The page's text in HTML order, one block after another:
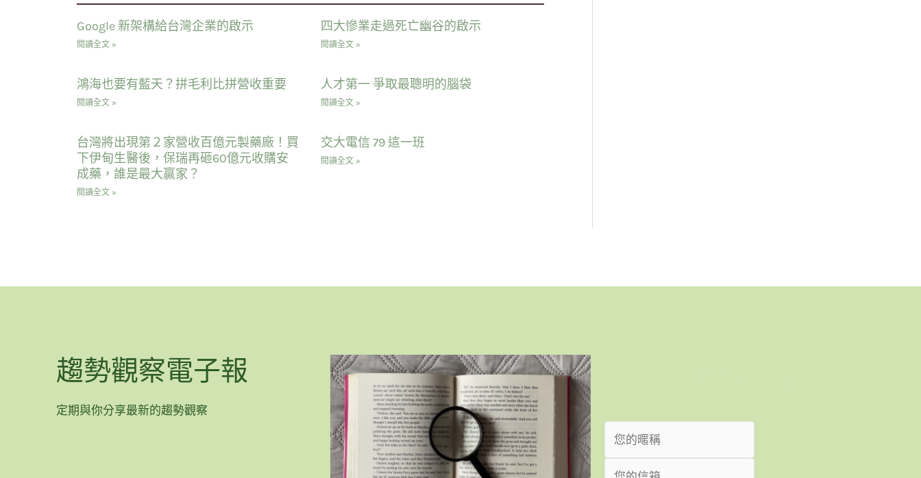
Google 新架構給台灣企業的啟示
閱讀全文 »
四大慘業走過死亡幽谷的啟示
閱讀全文 »
鴻海也要有藍天？拼毛利比拼營收重要
閱讀全文 »
人才第一 爭取最聰明的腦袋
閱讀全文 »
台灣將出現第２家營收百億元製藥廠！買
下伊甸生醫後，保瑞再砸60億元收購安
成藥，誰是最大贏家？
閱讀全文 »
交大電信 79 這一班
閱讀全文 »
趨勢觀察電子報
定期與你分享最新的趨勢觀察